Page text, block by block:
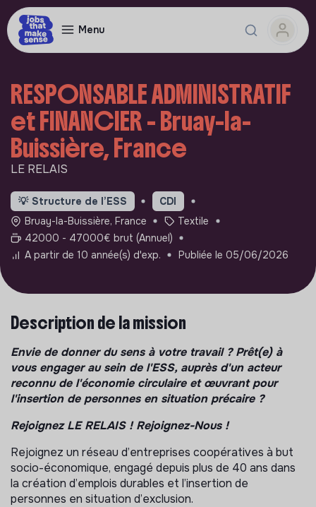
Menu
RESPONSABLE ADMINISTRATIF
et FINANCIER - Bruay-la-
Buissière, France
LE RELAIS
💡 Structure de l’ESS
CDI
Bruay-la-Buissière, France
Textile
42000 - 47000€ brut (Annuel)
A partir de 10 année(s) d'exp.
Publiée le 05/06/2026
Description de la mission
Envie de donner du sens à votre travail ? Prêt(e) à
vous engager au sein de l'ESS, auprès d'un acteur
reconnu de l'économie circulaire et œuvrant pour
l'insertion de personnes en situation précaire ?
Rejoignez LE RELAIS ! Rejoignez-Nous !
Rejoignez un réseau d’entreprises coopératives à but
socio-économique, engagé depuis plus de 40 ans dans
la création d’emplois durables et l’insertion de
personnes en situation d’exclusion.